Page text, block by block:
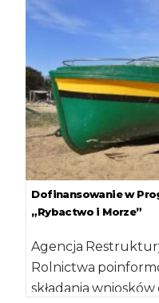
Dofinansowanie w
„Rybactwo i Morze”
Agencja
Rolnictwa
składania